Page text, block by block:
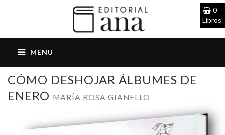
0
Libros
CÓMO DESHOJAR ÁLBUMES DE
ENERO MARÍA ROSA GIANELLO